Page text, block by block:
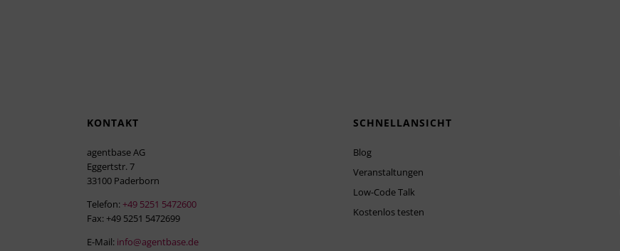
KONTAKT
agentbase AG
Eggertstr. 7
33100 Paderborn
Telefon: +49 5251 5472600
Fax: +49 5251 5472699
E-Mail: info@agentbase.de
SCHNELLANSICHT
Blog
Veranstaltungen
Low-Code Talk
Kostenlos testen